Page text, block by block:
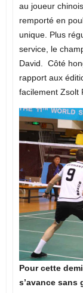
au joueur
remporté en
unique. Plus
service, le
David. Côté
rapport aux
facilement Zsolt
Pour cette
s’avance sans